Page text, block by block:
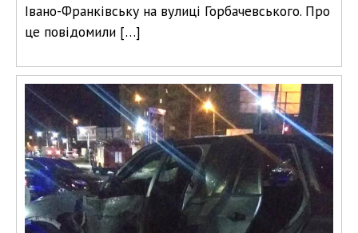
Івано-Франківську на вулиці Горбачевського. Про
це повідомили […]